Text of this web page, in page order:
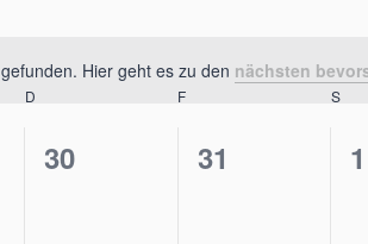
Hinweis
Hier geht es zu den nächsten
D F S
0
30
0
31
0
1